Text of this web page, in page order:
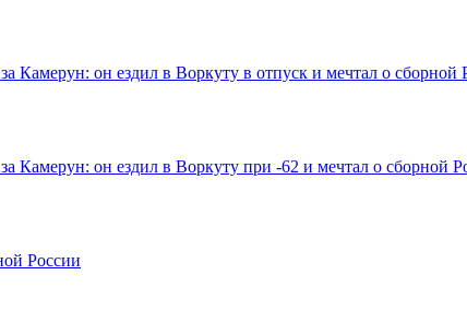
Камерун: он ездил в Воркуту в отпуск и мечтал о сборной
Камерун: он ездил в Воркуту при -62 и мечтал о сборной
России